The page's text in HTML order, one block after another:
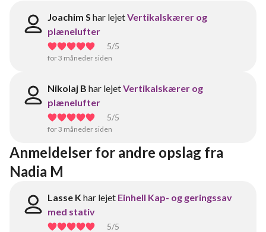
Joachim S har lejetVertikalskærer og
plænelufter
5/5
for 3 måneder siden
Nikolaj B har lejetVertikalskærer og
plænelufter
5/5
for 3 måneder siden
Anmeldelser for andre opslag fra
Nadia M
Lasse K har lejet Einhell Kap- og geringssav
med stativ
5/5